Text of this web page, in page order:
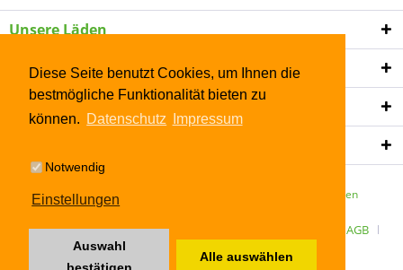
Diese Seite benutzt Cookies, um Ihnen die
bestmögliche Funktionalität bieten zu
können. Datenschutz Impressum
Notwendig
Einstellungen
Auswahl
Alle auswählen
Unsere Läden
Shop Service
Informationen
* Alle Preise inkl. gesetzl. Mehrwertsteuer zzgl. Versandkosten
ÜBER UNS Kontakt Datenschutz
AGB
Impressum